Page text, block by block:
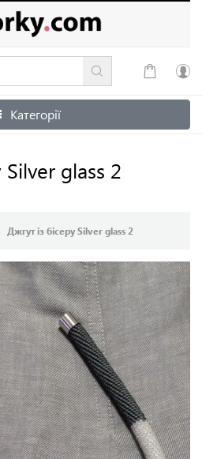
Увійти
Категорії
Silver glass 2
Джгут із бісеру Silver glass 2